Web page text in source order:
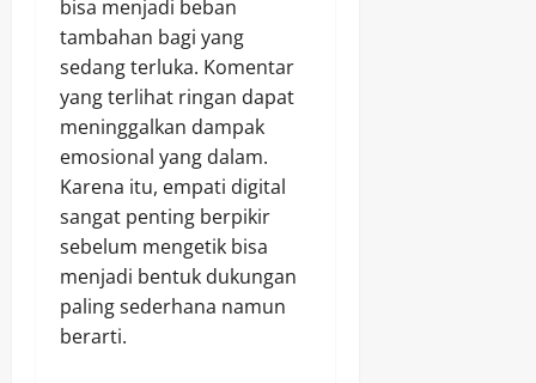
bisa menjadi beban
tambahan bagi yang
sedang terluka. Komentar
yang terlihat ringan dapat
meninggalkan dampak
emosional yang dalam.
Karena itu, empati digital
sangat penting berpikir
sebelum mengetik bisa
menjadi bentuk dukungan
paling sederhana namun
berarti.